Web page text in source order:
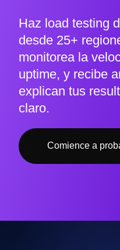
Haz load testing
desde 25+
monitorea la
uptime, y recibe
explican tus
claro.
Comience a